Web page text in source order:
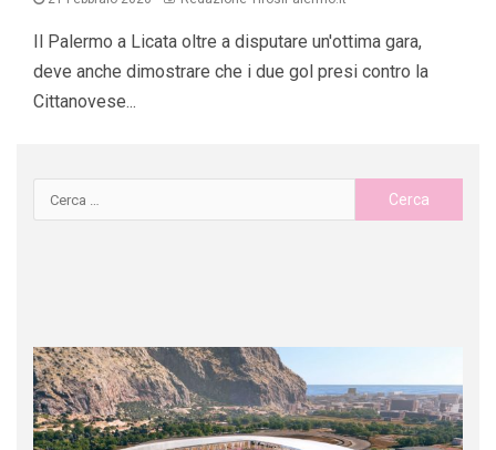
Il Palermo a Licata oltre a disputare un'ottima gara,
deve anche dimostrare che i due gol presi contro la
Cittanovese...